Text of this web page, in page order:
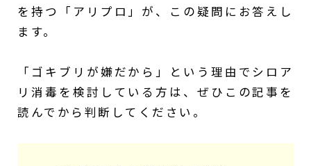
を持つ「アリプロ」が、この疑問にお答えし
ます。
「ゴキブリが嫌だから」という理由でシロア
リ消毒を検討している方は、ぜひこの記事を
読んでから判断してください。